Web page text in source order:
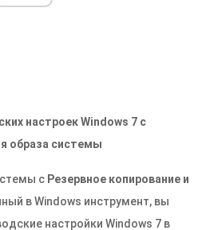
настроек Windows 7 с
образа системы
с Резервное копирование и
в Windows инструмент, вы
настройки Windows 7 в